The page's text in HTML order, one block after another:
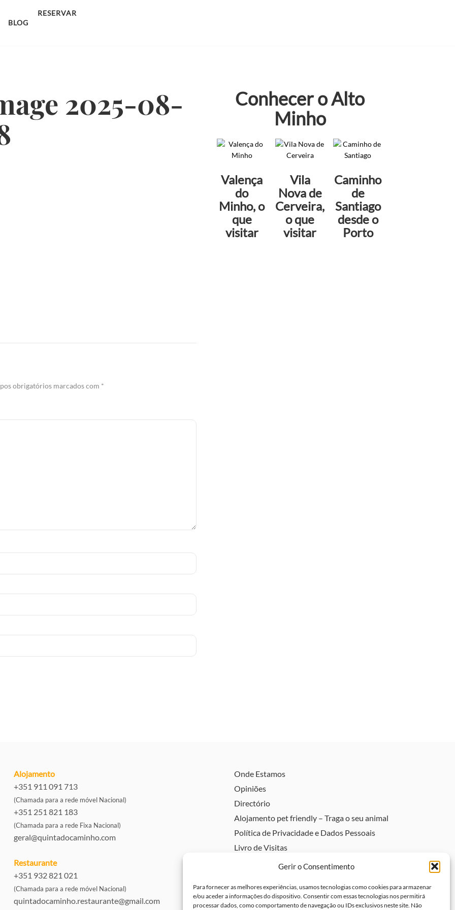
Gerir o Consentimento
Para fornecer as melhores experiências, usamos tecnologias como cookies para armazenar
e/ou aceder a informações do dispositivo. Consentir com essas tecnologias nos permitirá
processar dados, como comportamento de navegação ou IDs exclusivos neste site. Não
BLOG
RESERVAR
2025-08-
obrigatórios marcados com *
Conhecer o Alto
Minho
Valença
do
Minho, o
que
visitar
Vila
Nova de
Cerveira,
o que
visitar
Caminho
de
Santiago
desde o
Porto
Alojamento
+351 911 091 713
(Chamada para a rede móvel Nacional)
+351 251 821 183
(Chamada para a rede Fixa Nacional)
geral@quintadocaminho.com
Restaurante
+351 932 821 021
(Chamada para a rede móvel Nacional)
quintadocaminho.restaurante@gmail.com
Onde Estamos
Opiniões
Directório
Alojamento pet friendly – Traga o seu animal
Política de Privacidade e Dados Pessoais
Livro de Visitas
Livro de elogios
Política de Cookies (UE)